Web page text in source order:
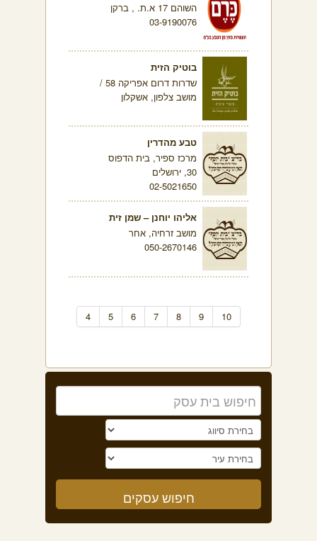
השוהם 17 א.ת. , ברקן
03-9190076
בוטיק הזית
שדרות דרום אפריקה 58 /
מושב צלפון, אשקלון
טבע מהדרין
מרכז ספיר, בית הדפוס
30, ירושלים
02-5021650
אליהו יוחנן – שמן זית
מושב זרחיה, אחר
050-2670146
4 5 6 7 8 9 10